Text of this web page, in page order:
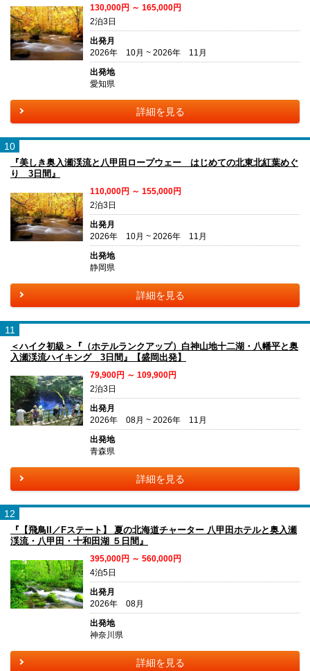
130,000円 ～ 165,000円
2泊3日
出発月
2026年 10月 ~ 2026年 11月
出発地
愛知県
詳細を見る
10
『美しき奥入瀬渓流と八甲田ロープウェー はじめての北東北紅葉めぐ
り 3日間』
110,000円 ～ 155,000円
2泊3日
出発月
2026年 10月 ~ 2026年 11月
出発地
静岡県
詳細を見る
11
＜ハイク初級＞『（ホテルランクアップ）白神山地十二湖・八幡平と奥
入瀬渓流ハイキング 3日間』【盛岡出発】
79,900円 ～ 109,900円
2泊3日
出発月
2026年 08月 ~ 2026年 11月
出発地
青森県
詳細を見る
12
『【飛鳥II／Fステート】 夏の北海道チャーター 八甲田ホテルと奥入瀬
渓流・八甲田・十和田湖 ５日間』
395,000円 ～ 560,000円
4泊5日
出発月
2026年 08月
出発地
神奈川県
詳細を見る